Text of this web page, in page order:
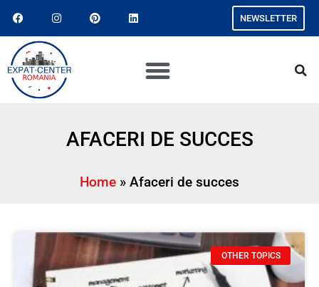
NEWSLETTER
AFACERI DE SUCCES
Home » Afaceri de succes
OTHER TOPICS